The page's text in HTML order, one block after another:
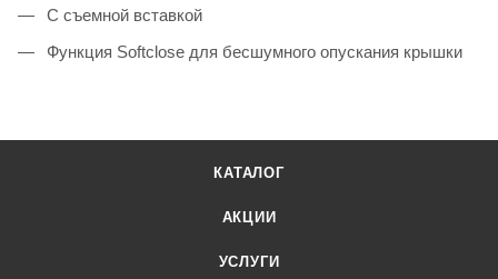
С съемной вставкой
Функция Softclose для бесшумного опускания крышки
КАТАЛОГ
АКЦИИ
УСЛУГИ